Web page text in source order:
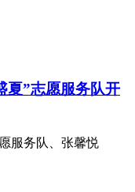
夏”志愿服务队开
服务队、张馨悦